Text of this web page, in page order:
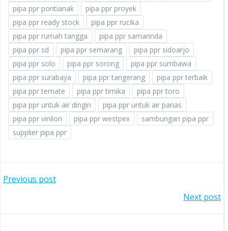
pipa ppr pontianak
pipa ppr proyek
pipa ppr ready stock
pipa ppr rucika
pipa ppr rumah tangga
pipa ppr samarinda
pipa ppr sd
pipa ppr semarang
pipa ppr sidoarjo
pipa ppr solo
pipa ppr sorong
pipa ppr sumbawa
pipa ppr surabaya
pipa ppr tangerang
pipa ppr terbaik
pipa ppr ternate
pipa ppr timika
pipa ppr toro
pipa ppr untuk air dingin
pipa ppr untuk air panas
pipa ppr vinilon
pipa ppr westpex
sambungan pipa ppr
supplier pipa ppr
POST
Previous post
Next post